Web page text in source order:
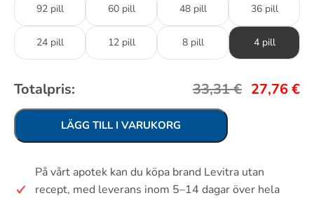
92 pill 60 pill 48 pill 36 pill
24 pill 12 pill 8 pill 4 pill
Totalpris: 33,31€ 27,76€
LÄGG TILL I VARUKORG
På vårt apotek kan du köpa brand Levitra utan
recept, med leverans inom 5–14 dagar över hela